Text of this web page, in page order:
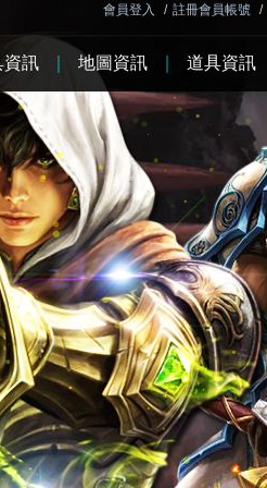
會員登入 / 註冊會員帳號 /